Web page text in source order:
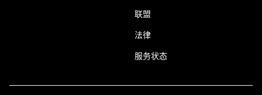
联盟
法律
服务状态